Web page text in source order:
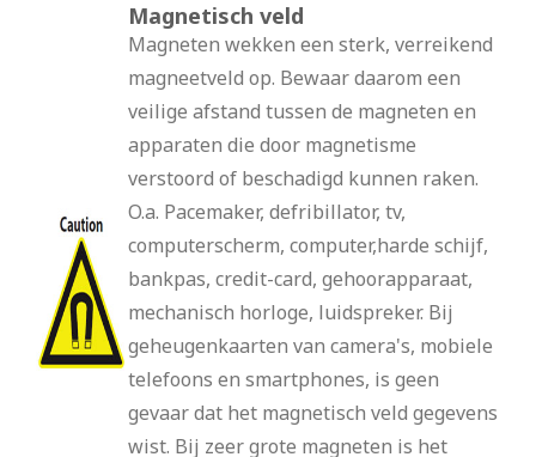
Magnetisch veld
Magneten wekken een sterk, verreikend
magneetveld op. Bewaar daarom een
veilige afstand tussen de magneten en
apparaten die door magnetisme
verstoord of beschadigd kunnen raken.
O.a. Pacemaker, defribillator, tv,
computerscherm, computer,harde schijf,
bankpas, credit-card, gehoorapparaat,
mechanisch horloge, luidspreker. Bij
geheugenkaarten van camera's, mobiele
telefoons en smartphones, is geen
gevaar dat het magnetisch veld gegevens
wist. Bij zeer grote magneten is het